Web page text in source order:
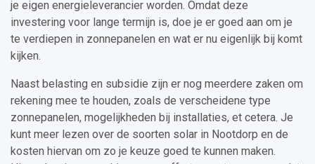
je eigen energieleverancier worden. Omdat deze
investering voor lange termijn is, doe je er goed aan om je
te verdiepen in zonnepanelen en wat er nu eigenlijk bij komt
kijken.
Naast belasting en subsidie zijn er nog meerdere zaken om
rekening mee te houden, zoals de verscheidene type
zonnepanelen, mogelijkheden bij installaties, et cetera. Je
kunt meer lezen over de soorten solar in Nootdorp en de
kosten hiervan om zo je keuze goed te kunnen maken.